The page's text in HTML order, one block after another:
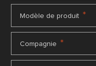
Modèle de produit *
Compagnie *